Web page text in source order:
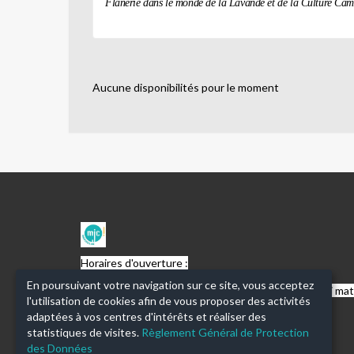
Flânerie dans le monde de la Lavande et de la Culture
Aucune disponibilités pour le moment
MJC
MARSEILLAN
Horaires d'ouverture :
lundi au vendredi : 9h-12h ; 14h-18h (fermé le mardi
et le vendredi après-midi)
En poursuivant votre navigation sur ce site, vous acceptez
l'utilisation de cookies afin de vous proposer des activités
adaptées à vos centres d'intérêts et réaliser des
statistiques de visites. Règlement Général de Protection
des Données